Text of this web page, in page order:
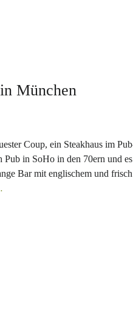
München
Coup, ein Steakhaus im
in SoHo in den 70ern und
Bar mit englischem und